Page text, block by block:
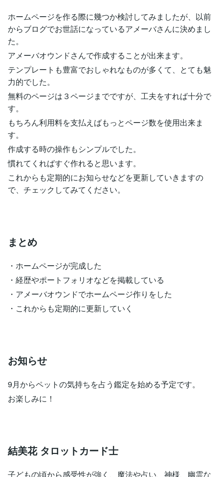
ホームページを作る際に幾つか検討してみましたが、以前
からブログでお世話になっているアメーバさんに決めまし
た。
アメーバオウンドさんで作成することが出来ます。
テンプレートも豊富でおしゃれなものが多くて、とても魅
力的でした。
無料のページは３ページまでですが、工夫をすれば十分で
す。
もちろん利用料を支払えばもっとページ数を使用出来ま
す。
作成する時の操作もシンプルでした。
慣れてくればすぐ作れると思います。
これからも定期的にお知らせなどを更新していきますの
で、チェックしてみてください。
まとめ
・ホームページが完成した
・経歴やポートフォリオなどを掲載している
・アメーバオウンドでホームページ作りをした
・これからも定期的に更新していく
お知らせ
9月からペットの気持ちを占う鑑定を始める予定です。
お楽しみに！
結美花 タロットカード士
子どもの頃から感受性が強く、魔法や占い、神様、幽霊な